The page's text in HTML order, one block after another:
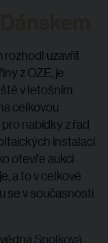
rozhodl uzavřít
z OZE, je
v letošním
celkovou
nabídky z řad
instalací
otevře aukci
a to v celkové
se v současnosti
Spolková